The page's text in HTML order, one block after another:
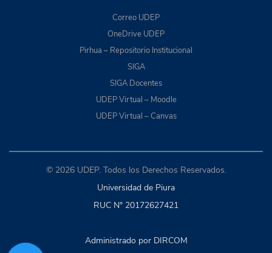
Correo UDEP
OneDrive UDEP
Pirhua – Repositorio Institucional
SIGA
SIGA Docentes
UDEP Virtual – Moodle
UDEP Virtual – Canvas
© 2026 UDEP. Todos los Derechos Reservados.
Universidad de Piura
RUC N° 20172627421
Administrado por DIRCOM